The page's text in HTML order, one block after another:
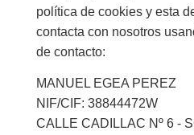
política de cookies y esta
contacta con nosotros
de contacto:
MANUEL EGEA PEREZ
NIF/CIF: 38844472W
CALLE CADILLAC Nº 6 -